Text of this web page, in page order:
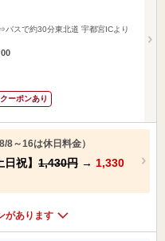
バスで約30分東北道 宇都宮ICより
クーポンあり
8～16は休日料金）
祝】 1,430円 → 1,330
があります